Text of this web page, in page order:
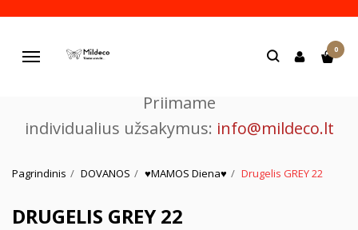
Navigacija
0
Priimame
individualius užsakymus: info@mildeco.lt
Pagrindinis DOVANOS ♥MAMOS Diena♥ Drugelis GREY 22
DRUGELIS GREY 22